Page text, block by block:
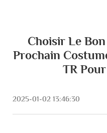
Choisir Le
Prochain
TR
2025-01-02 13:46:30